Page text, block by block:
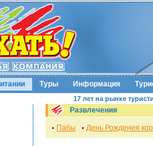
Туры Информация
17 лет на рынке
Развлечения
Пабы День Рождения